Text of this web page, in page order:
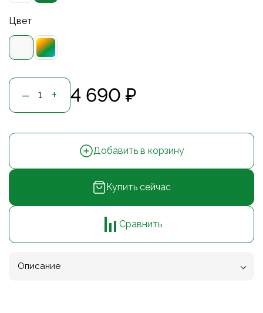
Цвет
4 690 ₽
– +
Добавить в корзину
Купить сейчас
Сравнить
Описание